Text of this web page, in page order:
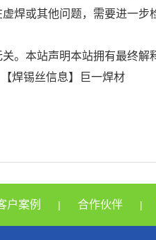
焊或其他问题，需要进一步
。本站声明本站拥有最终解
焊锡丝信息】巨一焊材
户案例 | 合作伙伴 |